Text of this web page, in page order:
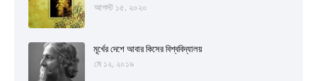
আগস্ট ১৫, ২০২০
মূর্খের দেশে আবার কিসের বিশ্ববিদ্যালয়
মে ১২, ২০১৯